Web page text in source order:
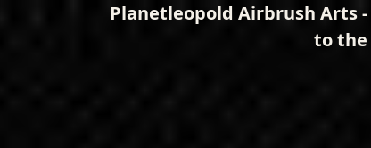
Planetleopold Airbrush Arts
to